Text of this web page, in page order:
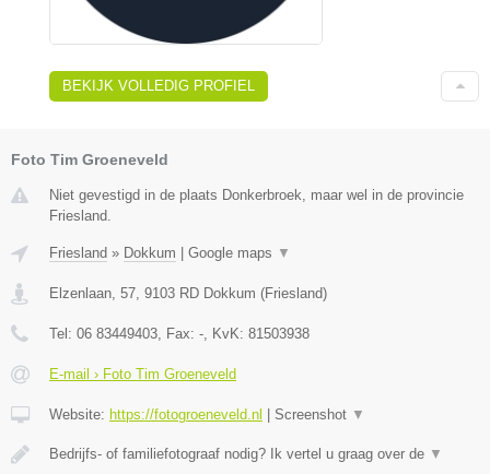
BEKIJK VOLLEDIG PROFIEL
Foto Tim Groeneveld
Niet gevestigd in de plaats Donkerbroek, maar wel in de provincie
Friesland.
Friesland » Dokkum Google maps ▼
Elzenlaan, 57, 9103 RD Dokkum (Friesland)
Tel: 06 83449403, Fax: -, KvK: 81503938
E-mail › Foto Tim Groeneveld
Website: https://fotogroeneveld.nl Screenshot ▼
Bedrijfs- of familiefotograaf nodig? Ik vertel u graag over de ▼